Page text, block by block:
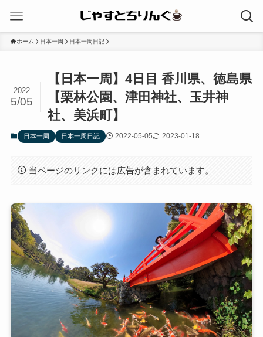
ホーム 日本一周 日本一周日記
【日本一周】4日目 香川県、徳島県
【栗林公園、津田神社、玉井神
社、美浜町】
2022
5/05
日本一周 日本一周日記 2022-05-05 2023-01-18
当ページのリンクには広告が含まれています。